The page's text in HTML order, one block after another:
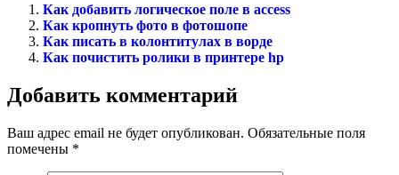
Как добавить логическое поле в access
Как кропнуть фото в фотошопе
Как писать в колонтитулах в ворде
Как почистить ролики в принтере hp
Добавить комментарий
Ваш адрес email не будет опубликован. Обязательные поля
помечены *